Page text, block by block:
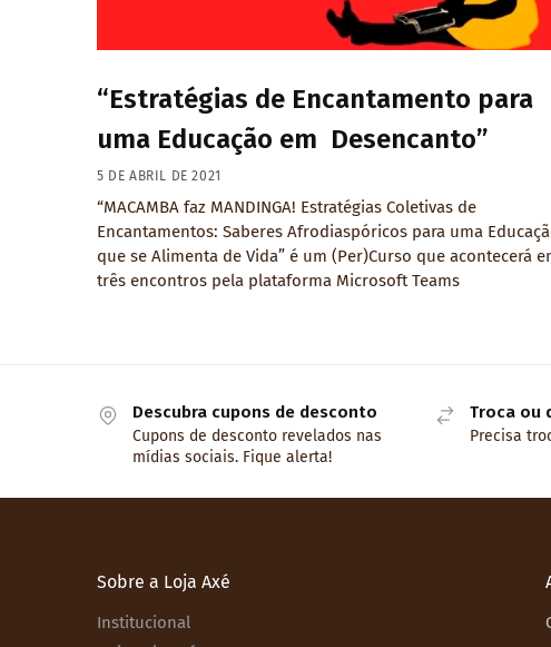
“Estratégias de Encantamento para
uma Educação em Desencanto”
5 DE ABRIL DE 2021
“MACAMBA faz MANDINGA! Estratégias Coletivas de
Encantamentos: Saberes Afrodiaspóricos para uma
que se Alimenta de Vida” é um (Per)Curso que acontecerá
três encontros pela plataforma Microsoft Teams
Descubra cupons de desconto
Cupons de desconto revelados nas
mídias sociais. Fique alerta!
Troca ou
Precisa
Sobre a Loja Axé
Institucional